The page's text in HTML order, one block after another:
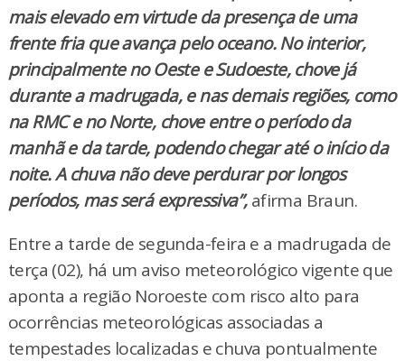
mais elevado em virtude da presença de uma
frente fria que avança pelo oceano. No interior,
principalmente no Oeste e Sudoeste, chove já
durante a madrugada, e nas demais regiões, como
na RMC e no Norte, chove entre o período da
manhã e da tarde, podendo chegar até o início da
noite. A chuva não deve perdurar por longos
períodos, mas será expressiva”, afirma Braun.
Entre a tarde de segunda-feira e a madrugada de
terça (02), há um aviso meteorológico vigente que
aponta a região Noroeste com risco alto para
ocorrências meteorológicas associadas a
tempestades localizadas e chuva pontualmente